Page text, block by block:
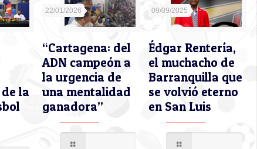
la
22/01/2026
“Cartagena: del
ADN campeón a
la urgencia de
una mentalidad
ganadora”
09/09/2025
Édgar Rentería,
el muchacho de
Barranquilla que
se volvió eterno
en San Luis